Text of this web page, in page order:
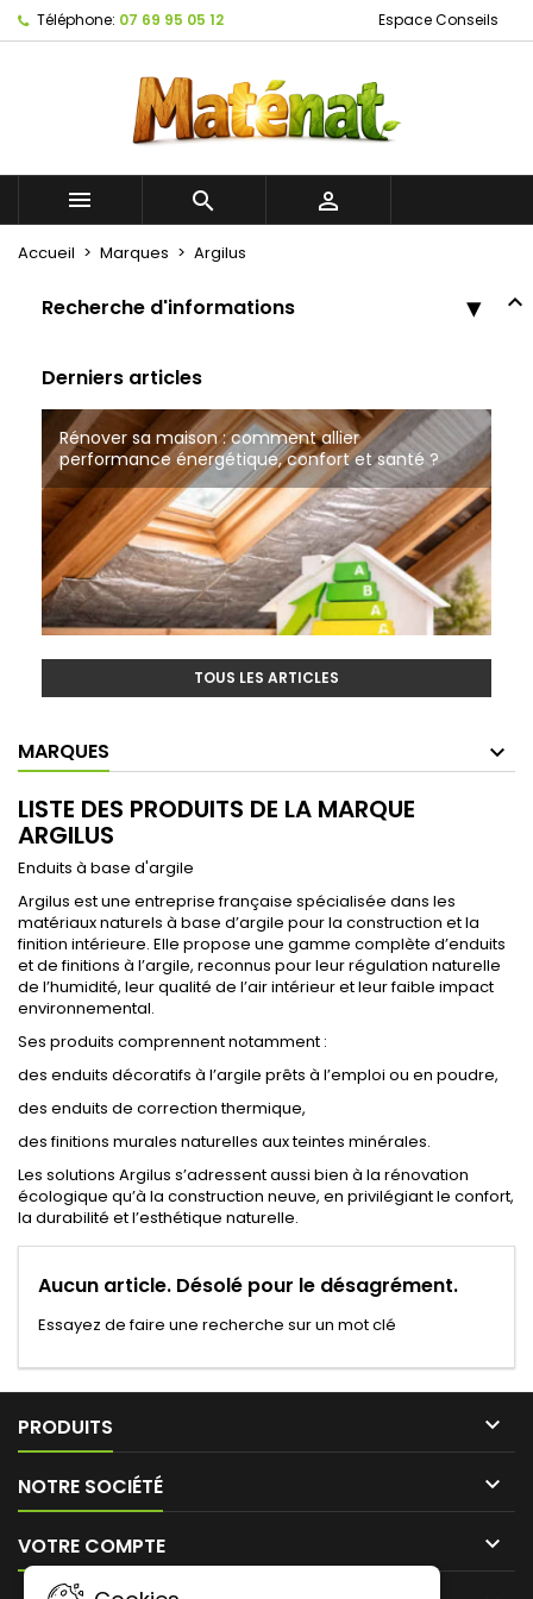
Téléphone: 07 69 95 05 12 Espace Conseils
  
Accueil Marques Argilus
Recherche d'informations
Derniers articles
Tout savoir sur les cloisons à ossature bois
Rénover sa maison : comment allier
performance énergétique, confort et santé ?
Bâtiments Naturels à Tourcoing
Matériaux de construction écologique à Roubaix
TOUS LES ARTICLES
MARQUES
LISTE DES PRODUITS DE LA MARQUE
ARGILUS
Enduits à base d'argile
Argilus est une entreprise française spécialisée dans les
matériaux naturels à base d’argile pour la construction et la
finition intérieure. Elle propose une gamme complète d’enduits
et de finitions à l’argile, reconnus pour leur régulation naturelle
de l’humidité, leur qualité de l’air intérieur et leur faible impact
environnemental.
Ses produits comprennent notamment :
des enduits décoratifs à l’argile prêts à l’emploi ou en poudre,
des enduits de correction thermique,
des finitions murales naturelles aux teintes minérales.
Les solutions Argilus s’adressent aussi bien à la rénovation
écologique qu’à la construction neuve, en privilégiant le confort,
la durabilité et l’esthétique naturelle.
Aucun article. Désolé pour le désagrément.
Essayez de faire une recherche sur un mot clé
PRODUITS 
NOTRE SOCIÉTÉ 
VOTRE COMPTE 